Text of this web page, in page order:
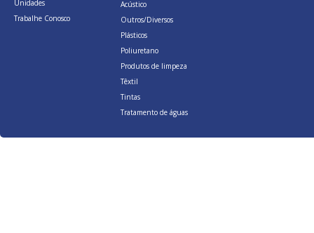
Unidades
Trabalhe Conosco
Acústico
Outros/Diversos
Plásticos
Poliuretano
Produtos de limpeza
Têxtil
Tintas
Tratamento de águas